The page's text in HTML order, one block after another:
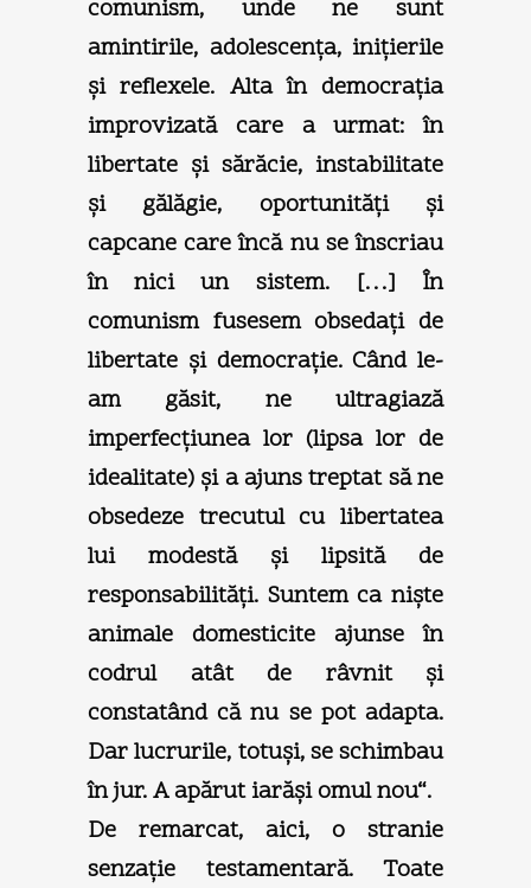
comunism, unde ne sunt
amintirile, adolescenţa, iniţierile
şi reflexele. Alta în democraţia
improvizată care a urmat: în
libertate şi sărăcie, instabilitate
şi gălăgie, oportunităţi şi
capcane care încă nu se înscriau
în nici un sistem. […] În
comunism fusesem obsedaţi de
libertate şi democraţie. Când le-
am găsit, ne ultragiază
imperfecţiunea lor (lipsa lor de
idealitate) şi a ajuns treptat să ne
obsedeze trecutul cu libertatea
lui modestă şi lipsită de
responsabilităţi. Suntem ca nişte
animale domesticite ajunse în
codrul atât de râvnit şi
constatând că nu se pot adapta.
Dar lucrurile, totuşi, se schimbau
în jur. A apărut iarăşi omul nou“.
De remarcat, aici, o stranie
senzaţie testamentară. Toate